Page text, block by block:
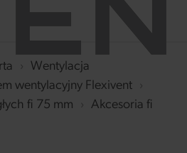
›
Wentylacja
wentylacyjny Flexivent
›
fi 75 mm
›
Akcesoria fi